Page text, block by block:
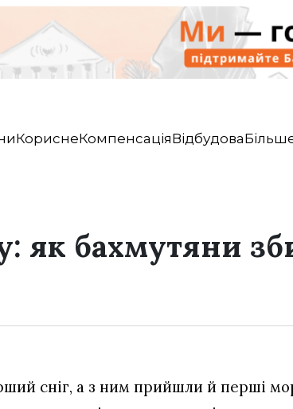
КориснеКомпенсаціяВідбудова
як бахмутяни
сніг, а з ним прийшли й перші